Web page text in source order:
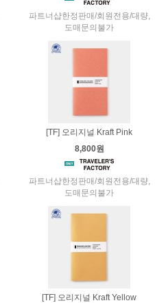
파트너샵한정판매/회원전용/대량,
도매문의불가
[TF] 오리지널 Kraft Pink
8,800원
파트너샵한정판매/회원전용/대량,
도매문의불가
[TF] 오리지널 Kraft Yellow